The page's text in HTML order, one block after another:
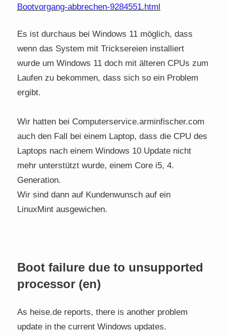
Bootvorgang-abbrechen-9284551.html
Es ist durchaus bei Windows 11 möglich, dass
wenn das System mit Tricksereien installiert
wurde um Windows 11 doch mit älteren CPUs zum
Laufen zu bekommen, dass sich so ein Problem
ergibt.
Wir hatten bei Computerservice.arminfischer.com
auch den Fall bei einem Laptop, dass die CPU des
Laptops nach einem Windows 10 Update nicht
mehr unterstützt wurde, einem Core i5, 4.
Generation.
Wir sind dann auf Kundenwunsch auf ein
LinuxMint ausgewichen.
Boot failure due to unsupported
processor (en)
As heise.de reports, there is another problem
update in the current Windows updates.